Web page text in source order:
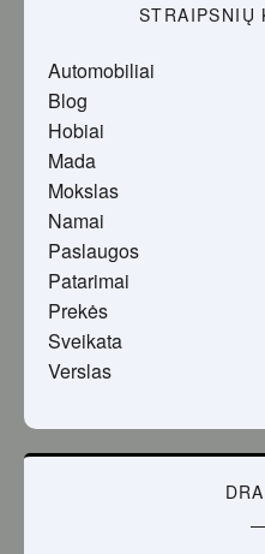
STRAIPSNIŲ
Automobiliai
Blog
Hobiai
Mada
Mokslas
Namai
Paslaugos
Patarimai
Prekės
Sveikata
Verslas